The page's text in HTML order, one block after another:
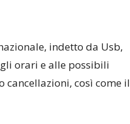
indetto da Usb,
orari e alle possibili
così come il